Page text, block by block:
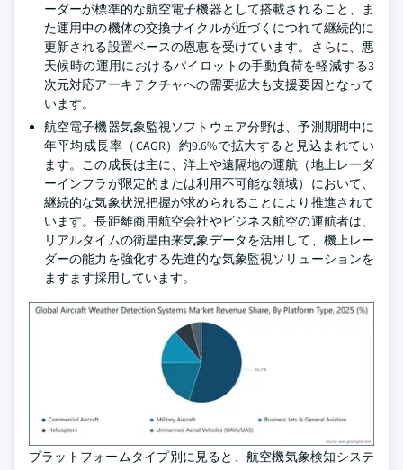
ーダーが標準的な航空電子機器として搭載されること、ま
た運用中の機体の交換サイクルが近づくにつれて継続的に
更新される設置ベースの恩恵を受けています。さらに、悪
天候時の運用におけるパイロットの手動負荷を軽減する3
次元対応アーキテクチャへの需要拡大も支援要因となって
います。
航空電子機器気象監視ソフトウェア分野は、予測期間中に
年平均成長率（CAGR）約9.6%で拡大すると見込まれてい
ます。この成長は主に、洋上や遠隔地の運航（地上レーダ
ーインフラが限定的または利用不可能な領域）において、
継続的な気象状況把握が求められることにより推進されて
います。長距離商用航空会社やビジネス航空の運航者は、
リアルタイムの衛星由来気象データを活用して、機上レー
ダーの能力を強化する先進的な気象監視ソリューションを
ますます採用しています。
プラットフォームタイプ別に見ると、航空機気象検知システ